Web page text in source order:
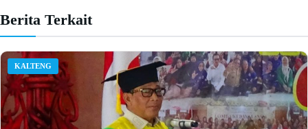
Berita Terkait
KALTENG